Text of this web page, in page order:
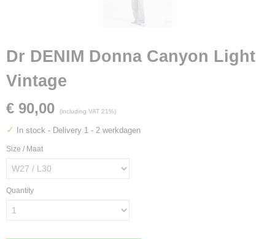
Dr DENIM Donna Canyon Light
Vintage
€ 90,00 (including VAT 21%)
✓ In stock - Delivery 1 - 2 werkdagen
Size / Maat
Quantity